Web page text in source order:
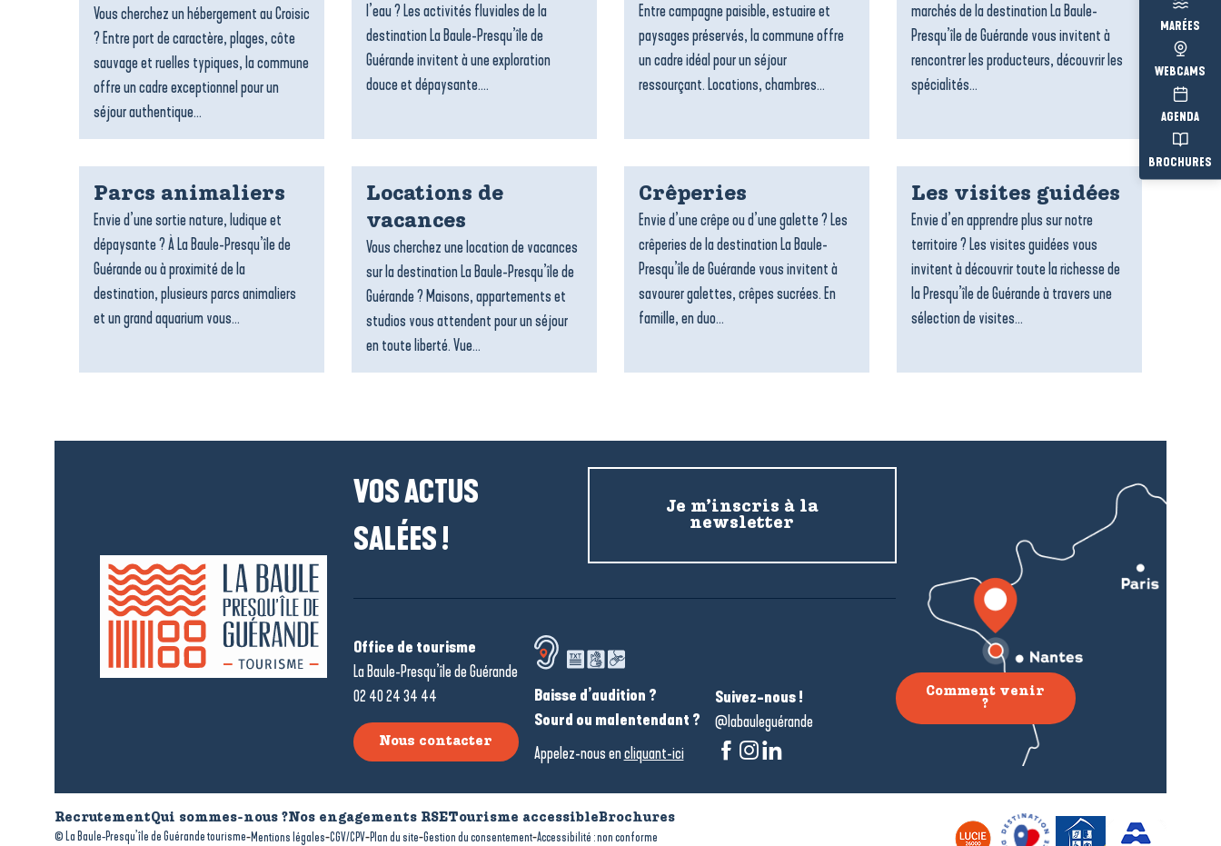
MARÉES
WEBCAMS
AGENDA
BROCHURES
Vous cherchez un hébergement au Croisic
? Entre port de caractère, plages, côte
sauvage et ruelles typiques, la commune
offre un cadre exceptionnel pour un
séjour authentique...
l’eau ? Les activités fluviales de la
destination La Baule-Presqu’île de
Guérande invitent à une exploration
douce et dépaysante....
Entre campagne paisible, estuaire et
paysages préservés, la commune offre
un cadre idéal pour un séjour
ressourçant. Locations, chambres...
marchés de la destination La Baule-
Presqu’île de Guérande vous invitent à
rencontrer les producteurs, découvrir les
spécialités...
Parcs animaliers
Envie d’une sortie nature, ludique et
dépaysante ? À La Baule-Presqu’île de
Guérande ou à proximité de la
destination, plusieurs parcs animaliers
et un grand aquarium vous...
Locations de
vacances
Vous cherchez une location de vacances
sur la destination La Baule-Presqu’île de
Guérande ? Maisons, appartements et
studios vous attendent pour un séjour
en toute liberté. Vue...
Crêperies
Envie d’une crêpe ou d’une galette ? Les
crêperies de la destination La Baule-
Presqu’île de Guérande vous invitent à
savourer galettes, crêpes sucrées. En
famille, en duo...
Les visites guidées
Envie d’en apprendre plus sur notre
territoire ? Les visites guidées vous
invitent à découvrir toute la richesse de
la Presqu’île de Guérande à travers une
sélection de visites...
VOS ACTUS
SALÉES !
Je m’inscris à la
newsletter
Office de tourisme
La Baule-Presqu’île de Guérande
02 40 24 34 44
Nous contacter
Baisse d’audition ?
Sourd ou malentendant ?
Appelez-nous encliquant-ici
Suivez-nous !
@labauleguérande
Comment venir
?
RecrutementQui sommes-nous ?Nos engagements RSETourisme accessibleBrochures
© La Baule-Presqu’île de Guérande tourisme-Mentions légales-CGV/CPV-Plan du site-Gestion du consentement-Accessibilité : non conforme